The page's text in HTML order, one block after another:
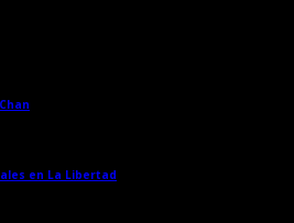
en La Libertad